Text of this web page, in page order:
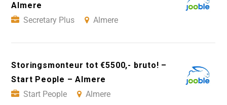
Almere
Secretary Plus
Almere
Storingsmonteur tot €5500,- bruto! –
Start People – Almere
Start People
Almere